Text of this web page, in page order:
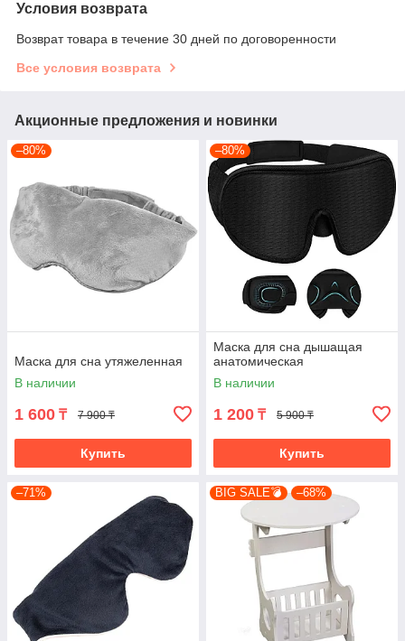
Условия возврата
Возврат товара в течение 30 дней по договоренности
Все условия возврата
Акционные предложения и новинки
–80%
Маска для сна утяжеленная
В наличии
1 600 ₸ 7 900 ₸
Купить
–80%
Маска для сна дышащая
анатомическая
В наличии
1 200 ₸ 5 900 ₸
Купить
–71% BIG SALE💣 –68%